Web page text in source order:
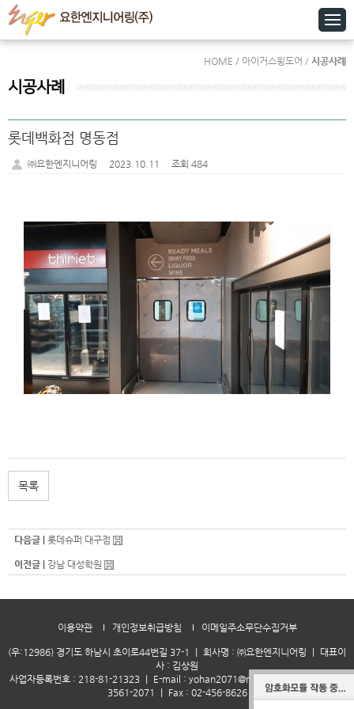
HOME / 아이거스윙도어 / 시공사례
시공사례
롯데백화점 명동점
㈜요한엔지니어링 2023.10.11 조회 484
목록
다음글 | 롯데슈퍼 대구점
이전글 | 강남 대성학원
이용약관 개인정보취급방침 이메일주소무단수집거부
(우:12986) 경기도 하남시 초이로44번길 37-1 회사명 : ㈜요한엔지니어링
대표이
사 : 김상원
사업자등록번호 : 218-81-21323｜ E-mail : yohan2071@naver.com
3561-2071
Fax : 02-456-8626